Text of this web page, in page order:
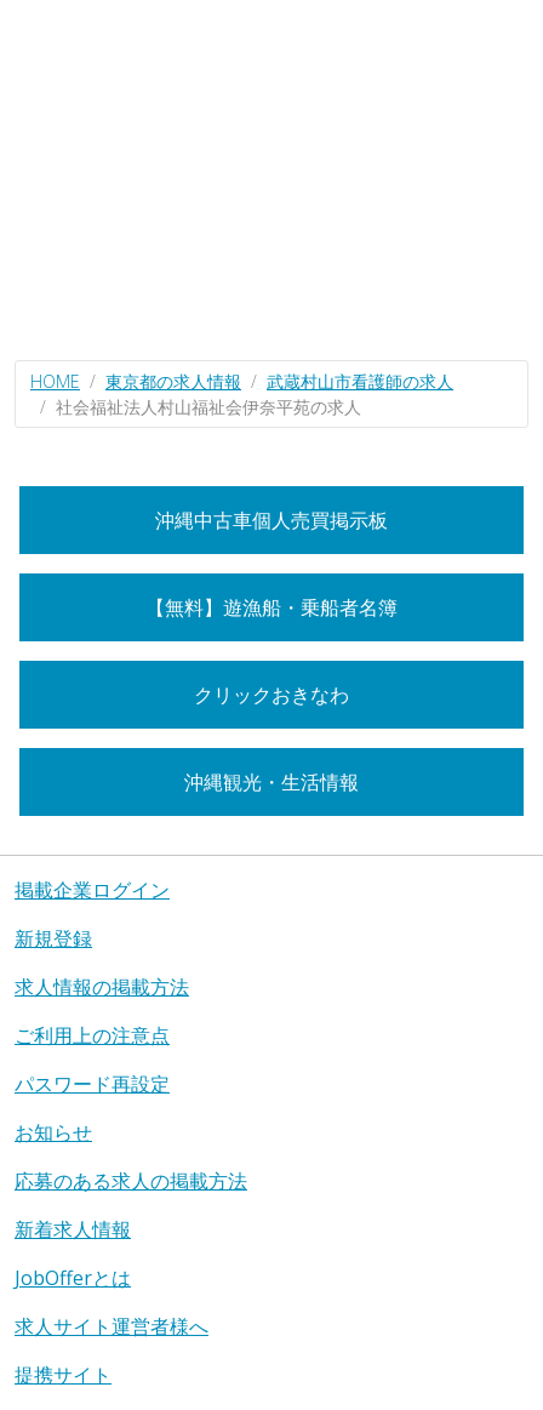
HOME 東京都の求人情報
武蔵村山市看護師の求人
社会福祉法人村山福祉会伊奈平苑の求人
沖縄中古車個人売買掲示板
【無料】遊漁船・乗船者名簿
クリックおきなわ
沖縄観光・生活情報
掲載企業ログイン
新規登録
求人情報の掲載方法
ご利用上の注意点
パスワード再設定
お知らせ
応募のある求人の掲載方法
新着求人情報
JobOfferとは
求人サイト運営者様へ
提携サイト